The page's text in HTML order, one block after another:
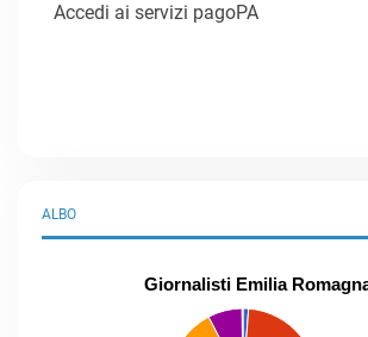
Accedi ai servizi pagoPA
ALBO
Giornalisti Emilia